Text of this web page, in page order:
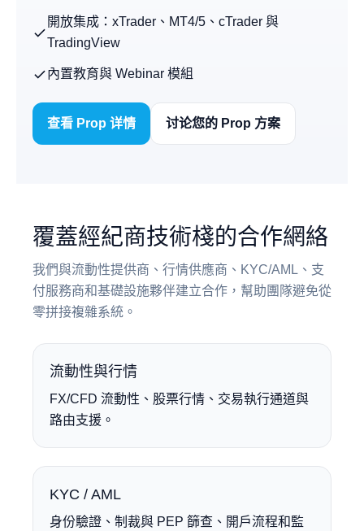
開放集成：xTrader、MT4/5、cTrader 與
TradingView
內置教育與 Webinar 模組
查看 Prop 详情 讨论您的 Prop 方案
覆蓋經紀商技術棧的合作網絡
我們與流動性提供商、行情供應商、KYC/AML、支
付服務商和基礎設施夥伴建立合作，幫助團隊避免從
零拼接複雜系統。
流動性與行情
FX/CFD 流動性、股票行情、交易執行通道與
路由支援。
KYC / AML
身份驗證、制裁與 PEP 篩查、開戶流程和監